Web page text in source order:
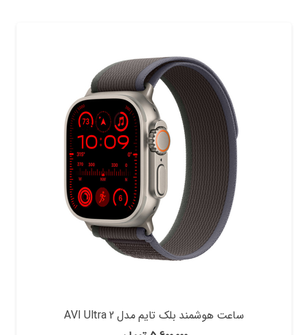
ساعت هوشمند بلک تایم مدل AVI Ultra 2